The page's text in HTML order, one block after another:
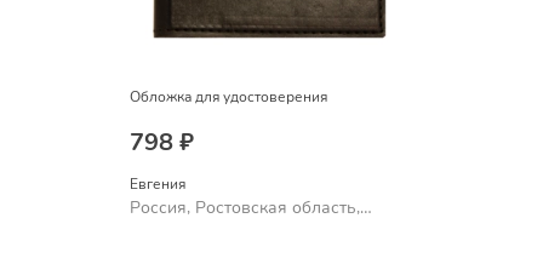
Обложка для удостоверения
798 ₽
Евгения
Россия, Ростовская область,